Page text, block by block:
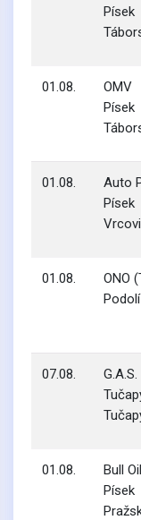
Písek
01.08.
OMV
Písek
01.08.
Auto
Písek
01.08.
ONO
07.08.
01.08.
Bull Oil
Písek